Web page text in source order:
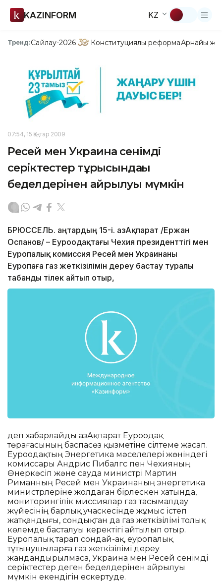
KAZINFORM KZ
Тренд:Сайлау-2026 Конституциялық реформаАрнайы
07:54, 15 Қаңтар 2009
Ресей мен Украина сенімді
серіктестер тұрғысындағы
беделдерінен айрылуы мүмкін
БРЮССЕЛЬ. Қаңтардың 15-і. ҚазАқпарат /Ержан
Оспанов/ – Еуроодақтағы Чехия президенттігі мен
Еуропалық комиссия Ресей мен Украинаны
Еуропаға газ жеткізілімін дереу бастау туралы
табанды тілек айтып отыр,
деп хабарлайды ҚазАқпарат Еуроодақ
төрағасының баспасөз қызметіне сілтеме жасап.
Еуроодақтың Энергетика мәселелері жөніндегі
комиссары Андрис Пибалгс пен Чехияның
Өнеркәсіп және сауда министрі Мартин
Риманның Ресей мен Украинаның энергетика
министрлеріне жолдаған бірлескен хатында,
мониторингілік миссиялар газ тасымалдау
жүйесінің барлық учаскесінде жұмыс істеп
жатқандығы, сондықтан да газ жеткізілімі толық
көлемде басталуы керектігі айтылып отыр.
Еуропалық тарап сондай-ақ, еуропалық
тұтынушыларға газ жеткізілімі дереу
жандандырылмаса, Украина мен Ресей сенімді
серіктестер деген беделдерінен айрылуы
мүмкін екендігін ескертуде.